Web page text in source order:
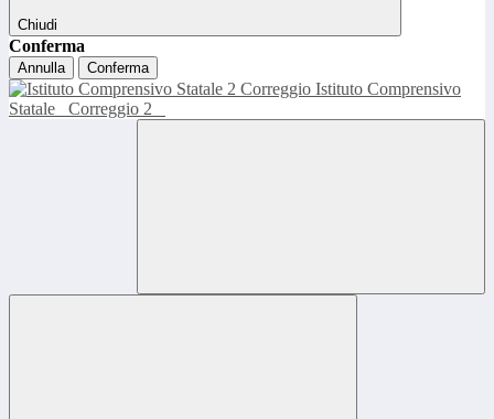
Chiudi
Conferma
Annulla Conferma
Istituto Comprensivo
Statale
Correggio 2